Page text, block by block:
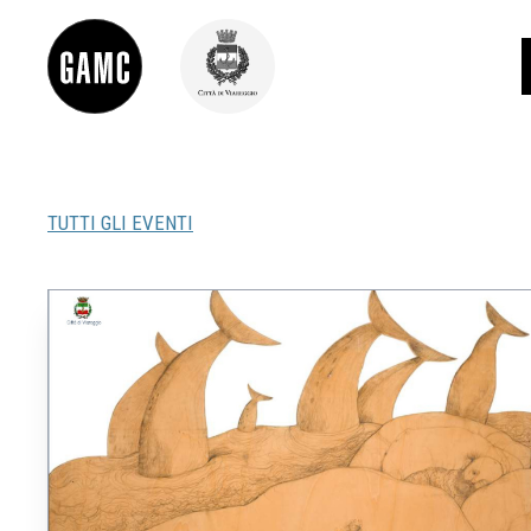
SHOP
LE COLLEZIONI
GLI AUTORI
LORENZO VIANI
MOSTRE
EVENTI
PALAZZO DELLE MUSE
TUTTI GLI EVENTI